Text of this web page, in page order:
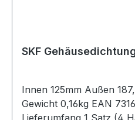
Innen 125mm Außen
Gewicht 0,16kg EAN
Lieferumfang 1 Satz (4